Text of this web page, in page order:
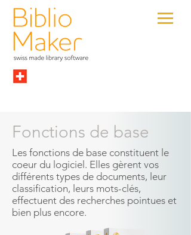
Fonctions de base
Les fonctions de base constituent le
coeur du logiciel. Elles gèrent vos
différents types de documents, leur
classification, leurs mots-clés,
effectuent des recherches pointues et
bien plus encore.